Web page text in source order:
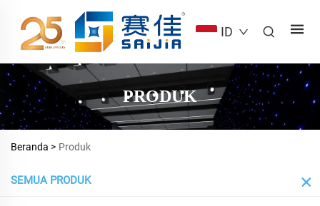
ID
PRODUK
Beranda > Produk
SEMUA PRODUK